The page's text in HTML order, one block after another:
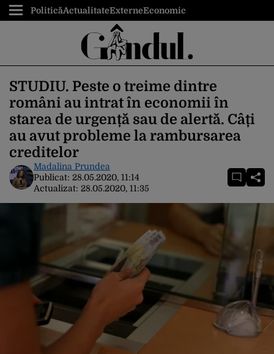
PoliticăActualitateExterneEconomic
STUDIU. Peste o treime dintre
români au intrat în economii în
starea de urgență sau de alertă. Câți
au avut probleme la rambursarea
creditelor
Madalina Prundea
Publicat: 28.05.2020, 11:14
Actualizat: 28.05.2020, 11:35